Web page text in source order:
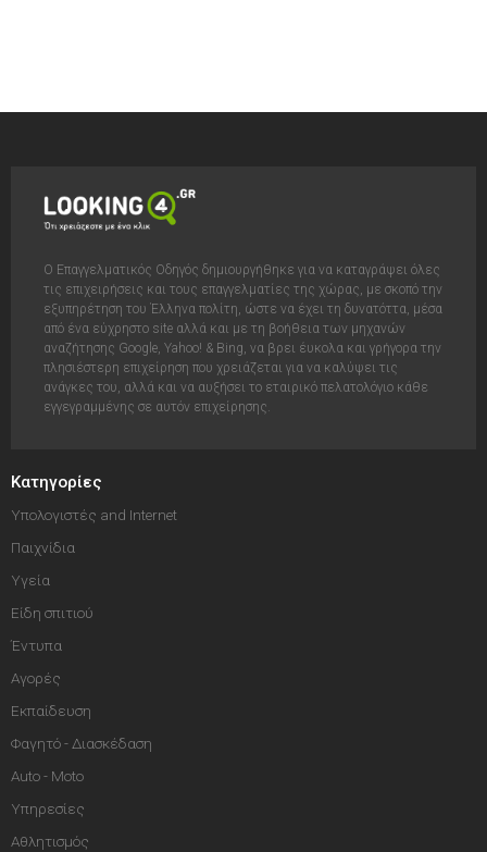
Ο Επαγγελματικός Οδηγός δημιουργήθηκε για να καταγράψει όλες
τις επιχειρήσεις και τους επαγγελματίες της χώρας, με σκοπό την
εξυπηρέτηση του Έλληνα πολίτη, ώστε να έχει τη δυνατόττα, μέσα
από ένα εύχρηστο site αλλά και με τη βοήθεια των μηχανών
αναζήτησης Google, Yahoo! & Bing, να βρει έυκολα και γρήγορα την
πλησιέστερη επιχείρηση που χρειάζεται για να καλύψει τις
ανάγκες του, αλλά και να αυξήσει το εταιρικό πελατολόγιο κάθε
εγγεγραμμένης σε αυτόν επιχείρησης.
Κατηγορίες
Υπολογιστές and Internet
Παιχνίδια
Υγεία
Είδη σπιτιού
Έντυπα
Αγορές
Εκπαίδευση
Φαγητό - Διασκέδαση
Auto - Moto
Υπηρεσίες
Αθλητισμός